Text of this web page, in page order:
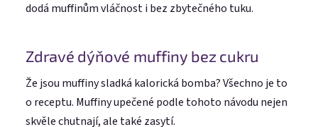
dodá muffinům vláčnost i bez zbytečného tuku.
Zdravé dýňové muffiny bez cukru
Že jsou muffiny sladká kalorická bomba? Všechno je to
o receptu. Muffiny upečené podle tohoto návodu nejen
skvěle chutnají, ale také zasytí.